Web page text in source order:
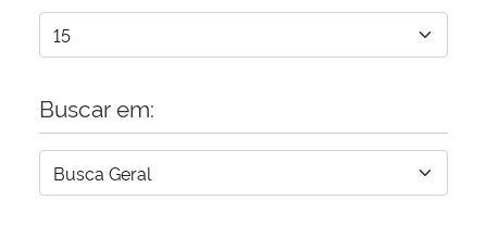
Buscar em: